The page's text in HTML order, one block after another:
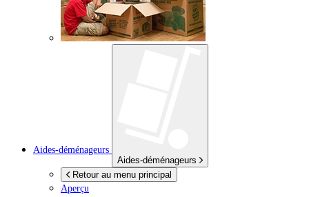
Aides-déménageurs
Aides-déménageurs
Retour au menu principal
Aperçu